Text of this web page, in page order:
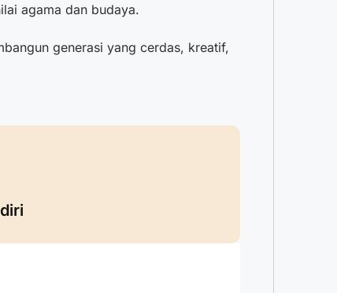
agama dan budaya.
generasi yang cerdas, kreatif,